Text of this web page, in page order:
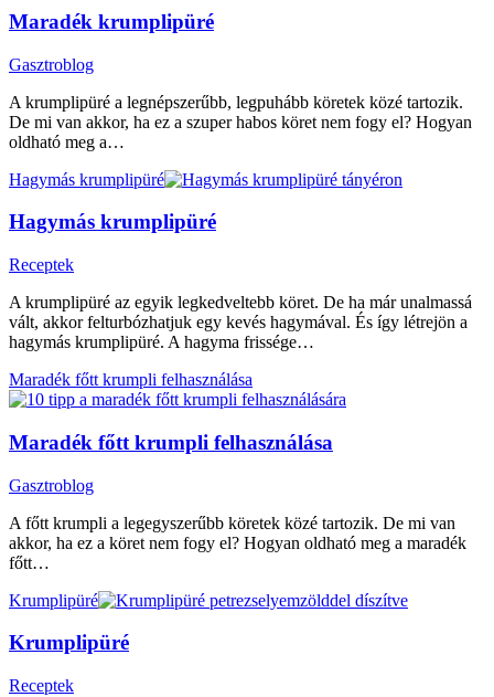
Maradék krumplipüré
Gasztroblog
A krumplipüré a legnépszerűbb, legpuhább köretek közé tartozik.
De mi van akkor, ha ez a szuper habos köret nem fogy el? Hogyan
oldható meg a…
Hagymás krumplipüré
Hagymás krumplipüré
Receptek
A krumplipüré az egyik legkedveltebb köret. De ha már unalmassá
vált, akkor felturbózhatjuk egy kevés hagymával. És így létrejön a
hagymás krumplipüré. A hagyma frissége…
Maradék főtt krumpli felhasználása
Maradék főtt krumpli felhasználása
Gasztroblog
A főtt krumpli a legegyszerűbb köretek közé tartozik. De mi van
akkor, ha ez a köret nem fogy el? Hogyan oldható meg a maradék
főtt…
Krumplipüré
Krumplipüré
Receptek